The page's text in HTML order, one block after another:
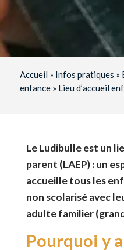
Accueil » Infos pratiques »
enfance» Lieu d’accueil
Le Ludibulle est un
parent (LAEP) : un
accueille tous les
non scolarisé avec
adulte familier
Pourquoi y